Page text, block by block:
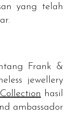
yang telah
Frank &
jewellery
hasil
ambassador